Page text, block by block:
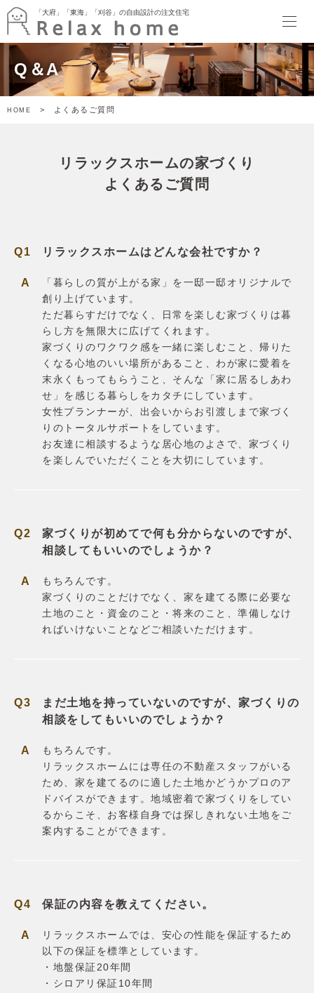
「大府」「東海」「刈谷」の自由設計の注文住宅
HOME
最新情報
イベント
暮らしのトピックス
Relax home ブログ
terrace side kitchen HOUSE
garden kitchen HOUSE
ドマスタイル
アトリエスタイル
キャンバススタイル
家づくりの流れ
価格・仕様
アフターメンテナンス・保証
土地・分譲住宅
土地から探す
リラックスホームについて
よくあるご質問
お問合せ
「大府」「東海」「刈谷」の自由設計の注文住宅
Q＆A
HOME > よくあるご質問
リラックスホームの家づくり
よくあるご質問
リラックスホームはどんな会社ですか？
「暮らしの質が上がる家」を一邸一邸オリジナルで
創り上げています。
ただ暮らすだけでなく、日常を楽しむ家づくりは暮
らし方を無限大に広げてくれます。
家づくりのワクワク感を一緒に楽しむこと、帰りた
くなる心地のいい場所があること、わが家に愛着を
末永くもってもらうこと、そんな「家に居るしあわ
せ」を感じる暮らしをカタチにしています。
女性プランナーが、出会いからお引渡しまで家づく
りのトータルサポートをしています。
お友達に相談するような居心地のよさで、家づくり
を楽しんでいただくことを大切にしています。
家づくりが初めてで何も分からないのですが、
相談してもいいのでしょうか？
もちろんです。
家づくりのことだけでなく、家を建てる際に必要な
土地のこと・資金のこと・将来のこと、準備しなけ
ればいけないことなどご相談いただけます。
まだ土地を持っていないのですが、家づくりの
相談をしてもいいのでしょうか？
もちろんです。
リラックスホームには専任の不動産スタッフがいる
ため、家を建てるのに適した土地かどうかプロのア
ドバイスができます。地域密着で家づくりをしてい
るからこそ、お客様自身では探しきれない土地をご
案内することができます。
保証の内容を教えてください。
リラックスホームでは、安心の性能を保証するため
以下の保証を標準としています。
・地盤保証20年間
・シロアリ保証10年間